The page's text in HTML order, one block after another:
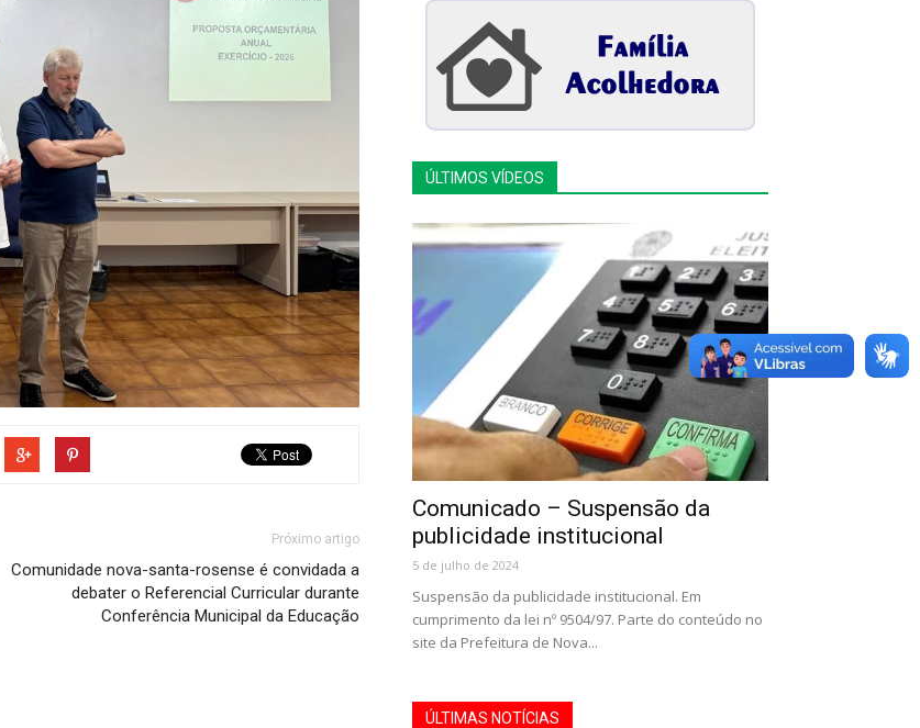
Próximo artigo
Comunidade nova-santa-rosense é convidada a
debater o Referencial Curricular durante
Conferência Municipal da Educação
ÚLTIMOS VÍDEOS
Comunicado – Suspensão da
publicidade institucional
5 de julho de 2024
Suspensão da publicidade institucional. Em
cumprimento da lei nº 9504/97. Parte do conteúdo no
site da Prefeitura de Nova...
ÚLTIMAS NOTÍCIAS